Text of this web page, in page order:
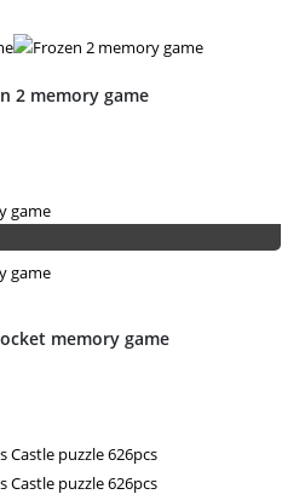
2 memory game
memory game